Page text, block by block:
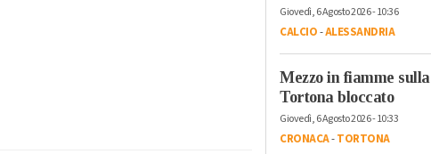
Giovedì, 6 Agosto 2026 - 10:36
CALCIO-ALESSANDRIA
Mezzo in fiamme
Tortona bloccato
Giovedì, 6 Agosto 2026 - 10:33
CRONACA-TORTONA